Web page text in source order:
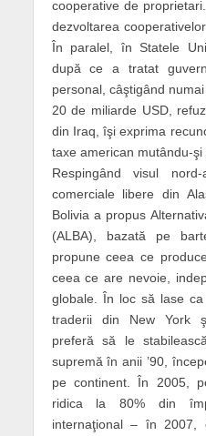
cooperative de
dezvoltarea
În paralel, în Statele
după ce a tratat
personal, câştigând
20 de miliarde USD,
din Iraq, îşi exprima
taxe american mutându-
Respingând visul
comerciale libere din
Bolivia a propus
(ALBA), bazată pe
propune ceea ce
ceea ce are nevoie,
globale. În loc să lase
traderii din New York
preferă să le
supremă în anii ’90,
pe continent. În 2005,
ridica la 80% din
internaţional – în 2007,